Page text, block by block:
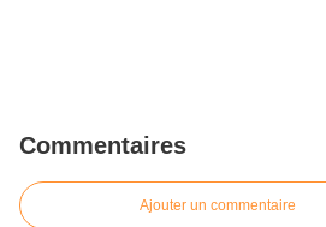
Commentaires
Ajouter un commentaire